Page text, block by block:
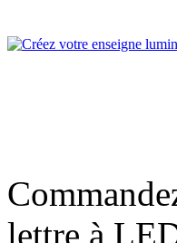
lettre à